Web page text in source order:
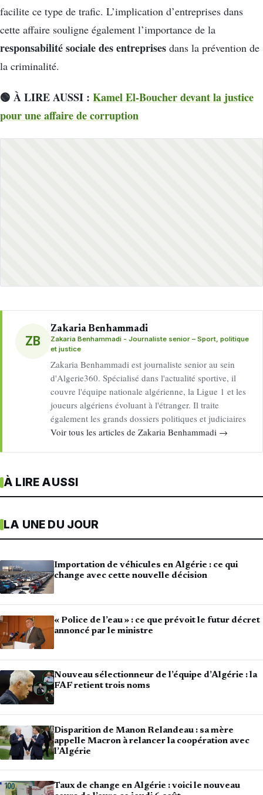
facilite ce type de trafic. L’implication d’entreprises dans
cette affaire souligne également l’importance de la
responsabilité sociale des entreprises dans la prévention de
la criminalité.
🟢 À LIRE AUSSI : Kamel El-Boucher devant la justice
pour une affaire de corruption
ZB
Zakaria Benhammadi
Zakaria Benhammadi - Journaliste senior – Sport, politique
et justice
Zakaria Benhammadi est journaliste senior au sein
d'Algerie360. Spécialisé dans l'actualité sportive, il
couvre l'équipe nationale algérienne, la Ligue 1 et les
joueurs algériens évoluant à l'étranger. Il traite
également les grands dossiers politiques et judiciaires
Voir tous les articles de Zakaria Benhammadi →
À LIRE AUSSI
LA UNE DU JOUR
Importation de véhicules en Algérie : ce qui
change avec cette nouvelle décision
« Police de l’eau » : ce que prévoit le futur décret
annoncé par le ministre
Nouveau sélectionneur de l’équipe d’Algérie : la
FAF retient trois noms
Disparition de Manon Relandeau : sa mère
appelle Macron à relancer la coopération avec
l’Algérie
Taux de change en Algérie : voici le nouveau